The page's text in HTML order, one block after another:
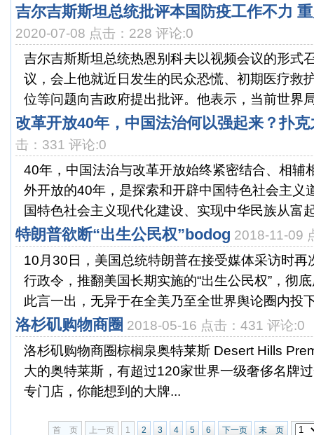
吉尔吉斯斯坦总统批评本国防疫工作不力
2020-07-08 点击：228 评论:0
吉尔吉斯斯坦总统热恩别科夫以视频会议的形式
议，会上他就近日发生的民众恐慌、初期医疗救
位等问题向吉政府提出批评。他表示，当前世界
改革开放40年，中国法治何以强起来？扑克
击：331 评论:0
40年，中国法治与改革开放始终紧密结合、相
外开放的40年，是探索和开辟中国特色社会主义
国特色社会主义现代化建设、实现中华民族从富
特朗普欲断“出生公民权”bodog 2018-11-09
10月30日，美国总统特朗普在接受媒体采访时再
行政令，推翻美国长期实施的“出生公民权”，
此言一出，无异于在全美乃至全世界舆论圈内投
洛杉矶购物商圈 2018-05-16 点击：431 评论:0
洛杉矶购物商圈棕榈泉奥特莱斯 Desert Hills
大的奥特莱斯，有超过120家世界一级奢侈名牌
专门店，你能想到的大牌...
首 页 上一页 1 2 3 4 5 6 下一页 末 页